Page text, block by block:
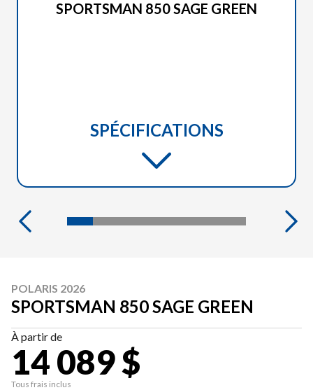
SPORTSMAN 850 SAGE GREEN
SPÉCIFICATIONS
POLARIS 2026
SPORTSMAN 850 SAGE GREEN
À partir de
14 089 $
Tous frais inclus